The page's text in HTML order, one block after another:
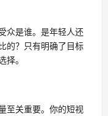
众是谁。是年轻人还
的？只有明确了目标
。
至关重要。你的短视